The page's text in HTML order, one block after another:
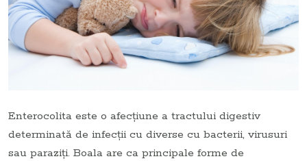
Enterocolita este o afecţiune a tractului digestiv
determinată de infecţii cu diverse cu bacterii, virusuri
sau paraziţi. Boala are ca principale forme de